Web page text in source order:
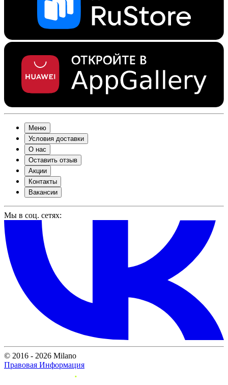
Меню
Условия доставки
О нас
Оставить отзыв
Акции
Контакты
Вакансии
Мы в соц. сетях:
© 2016 - 2026 Milano
Правовая Информация